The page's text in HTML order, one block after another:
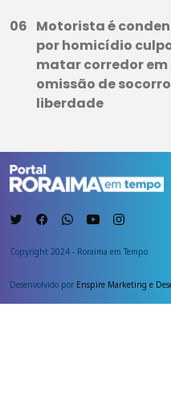
Motorista é
por homicídio
matar corredor em
omissão de
liberdade
Copyright 2024 - Roraima em Tempo
Desenvolvido por Enspire Marketing e